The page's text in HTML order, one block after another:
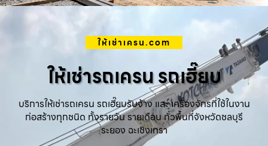
ให้เช่าเครน.com
ให้เช่ารถเครน รถเฮี๊ยบ
บริการให้เช่ารถเครน รถเฮี๊ยบรับจ้าง และ เครื่องจักรที่ใช้ในงาน
ก่อสร้างทุกชนิด ทั้งรายวัน รายเดือน ทั่วพื้นที่จังหวัดชลบุรี
ระยอง ฉะเชิงเทรา